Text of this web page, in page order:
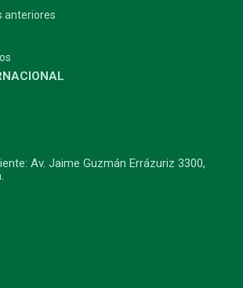
anteriores
Av. Jaime Guzmán Errázuriz 3300,